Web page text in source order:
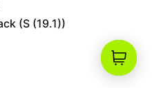
(S (19.1))